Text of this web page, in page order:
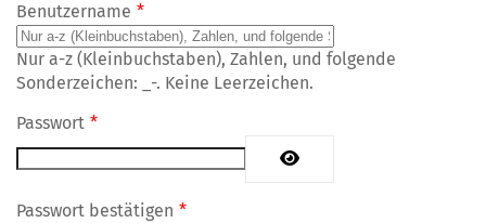
Benutzername *
Nur a-z (Kleinbuchstaben), Zahlen, und folgende
Sonderzeichen: _-. Keine Leerzeichen.
Passwort *
Passwort bestätigen *